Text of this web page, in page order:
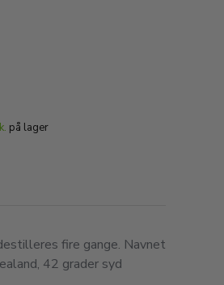
på lager
fire gange. Navnet
42 grader syd